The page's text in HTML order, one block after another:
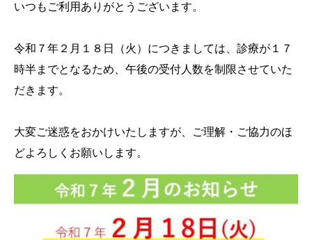
いつもご利用ありがとうございます。
令和７年２月１８日（火）につきましては、診療が１７
時半までとなるため、午後の受付人数を制限させていた
だきます。
大変ご迷惑をおかけいたしますが、ご理解・ご協力のほ
どよろしくお願いします。